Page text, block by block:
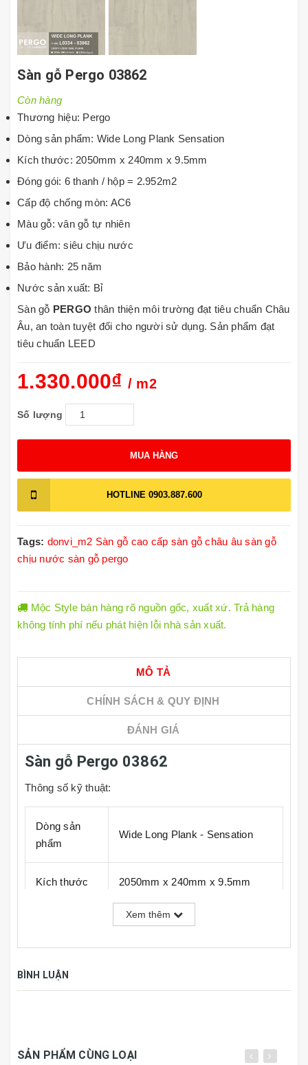
Sàn gỗ Pergo 03862
Còn hàng
Thương hiệu: Pergo
Dòng sản phẩm: Wide Long Plank Sensation
Kích thước: 2050mm x 240mm x 9.5mm
Đóng gói: 6 thanh / hộp = 2.952m2
Cấp độ chống mòn: AC6
Màu gỗ: vân gỗ tự nhiên
Ưu điểm: siêu chịu nước
Bảo hành: 25 năm
Nước sản xuất: Bỉ
Sàn gỗ PERGO thân thiện môi trường đạt tiêu chuẩn Châu
Âu, an toàn tuyệt đối cho người sử dụng. Sản phẩm đạt
tiêu chuẩn LEED
1.330.000₫ / m2
Số lượng
MUA HÀNG
HOTLINE 0903.887.600
Tags: donvi_m2 Sàn gỗ cao cấp sàn gỗ châu âu sàn gỗ
chịu nước sàn gỗ pergo
Mộc Style bán hàng rõ nguồn gốc, xuất xứ. Trả hàng
không tính phí nếu phát hiện lỗi nhà sản xuất.
MÔ TẢ
CHÍNH SÁCH & QUY ĐỊNH
ĐÁNH GIÁ
Sàn gỗ Pergo 03862
Thông số kỹ thuật:
Dòng sản
phẩm
Wide Long Plank - Sensation
Kích thước 2050mm x 240mm x 9.5mm
6 thanh / hộp = 2.952 m2
hèm khóa
Xem thêm
BÌNH LUẬN
SẢN PHẨM CÙNG LOẠI